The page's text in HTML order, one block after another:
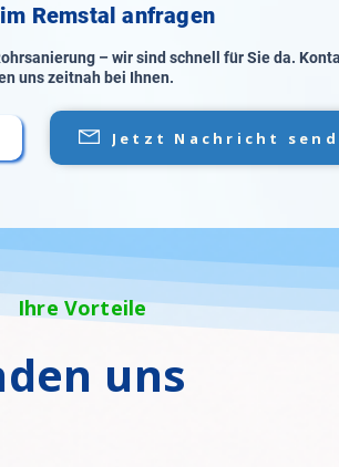
Remstal anfragen
– wir sind schnell für Sie da.
uns zeitnah bei Ihnen.
Jetzt Nachricht
Ihre Vorteile
uns